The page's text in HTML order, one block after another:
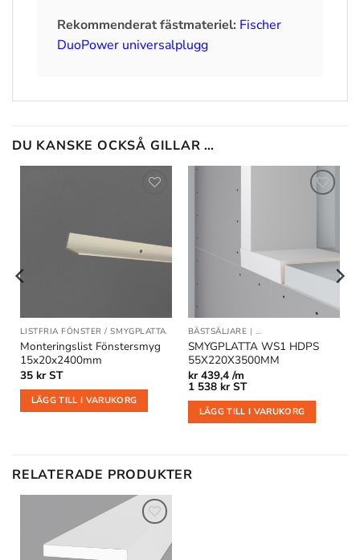
Rekommenderat fästmateriel: Fischer
DuoPower universalplugg
DU KANSKE OCKSÅ GILLAR …
önskelistan
LISTFRIA FÖNSTER / SMYGPLATTA| TAKLISTER
Monteringslist Fönstersmyg
15x20x2400mm
35 kr ST
LÄGG TILL I VARUKORG
BÄSTSÄLJARE | LISTFRIA FÖNSTER /
SMYGPLATTA WS1 HDPS
55X220X3500MM
kr439,4 /m
1 538 kr ST
LÄGG TILL I VARUKORG
/ SMYGPLATTA
RELATERADE PRODUKTER
Lägg till